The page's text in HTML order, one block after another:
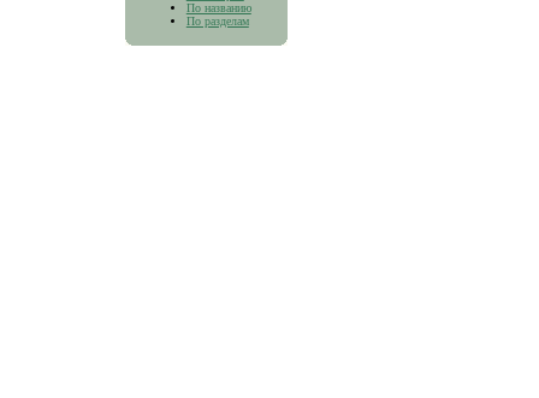
По названию
По разделам